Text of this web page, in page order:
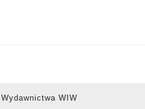
Wydawnictwa WIW